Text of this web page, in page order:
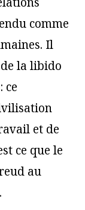
comme
Il
la libido
ce
et de
ce que le
au
.